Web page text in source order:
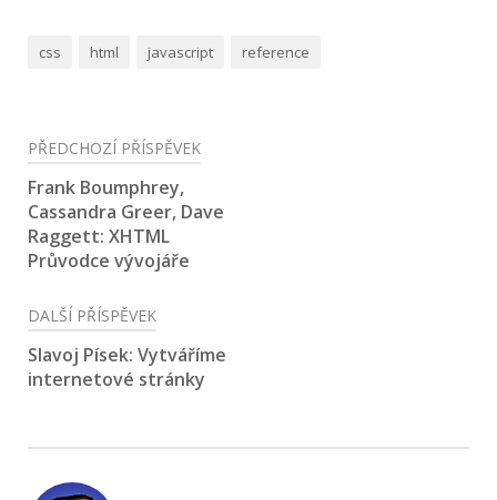
css html javascript reference
Navigace
pro
příspěvek
PŘEDCHOZÍ PŘÍSPĚVEK
Frank Boumphrey,
Cassandra Greer, Dave
Raggett: XHTML
Průvodce vývojáře
DALŠÍ PŘÍSPĚVEK
Slavoj Písek: Vytváříme
internetové stránky